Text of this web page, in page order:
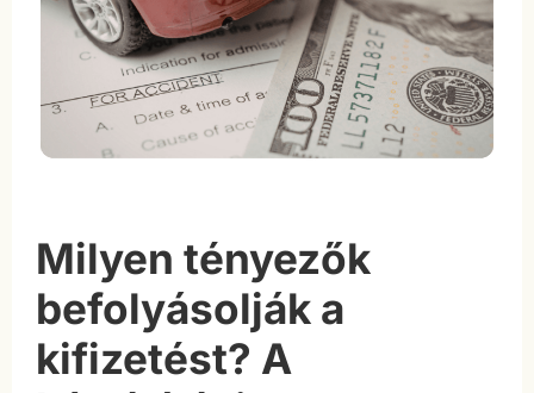
Milyen tényezők
befolyásolják a
kifizetést? A